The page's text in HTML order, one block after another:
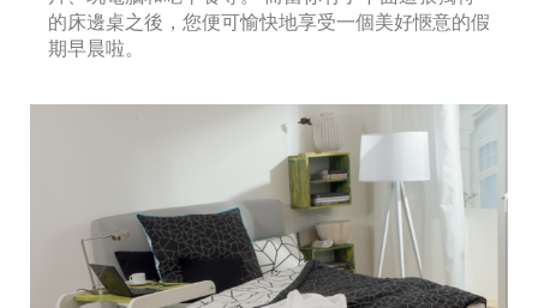
的床邊桌之後，您便可愉快地享受一個美好愜意的假
期早晨啦。